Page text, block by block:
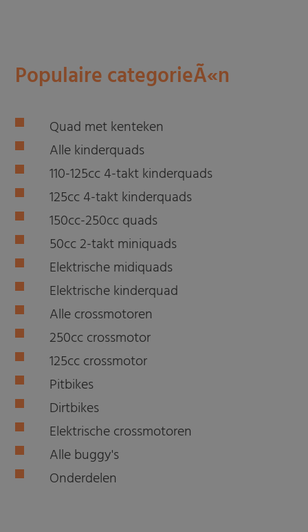
Populaire categorieÃ«n
Quad met kenteken
Alle kinderquads
110-125cc 4-takt kinderquads
125cc 4-takt kinderquads
150cc-250cc quads
50cc 2-takt miniquads
Elektrische midiquads
Elektrische kinderquad
Alle crossmotoren
250cc crossmotor
125cc crossmotor
Pitbikes
Dirtbikes
Elektrische crossmotoren
Alle buggy's
Onderdelen